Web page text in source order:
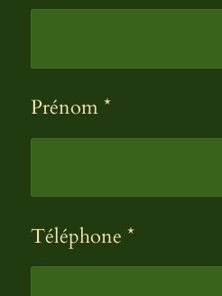
Prénom *
Téléphone *